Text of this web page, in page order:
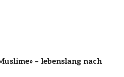
– lebenslang nach